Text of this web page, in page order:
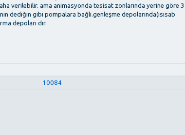
verilebilir. ama animasyonda tesisat zonlarında yerine göre 3
dediğin gibi pompalara bağlı.genleşme depolarında(ısısab
depoları dır.
10084